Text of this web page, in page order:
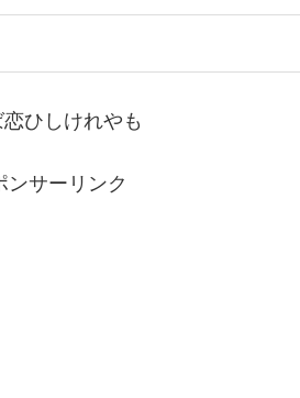
ひしけれやも
ンサーリンク